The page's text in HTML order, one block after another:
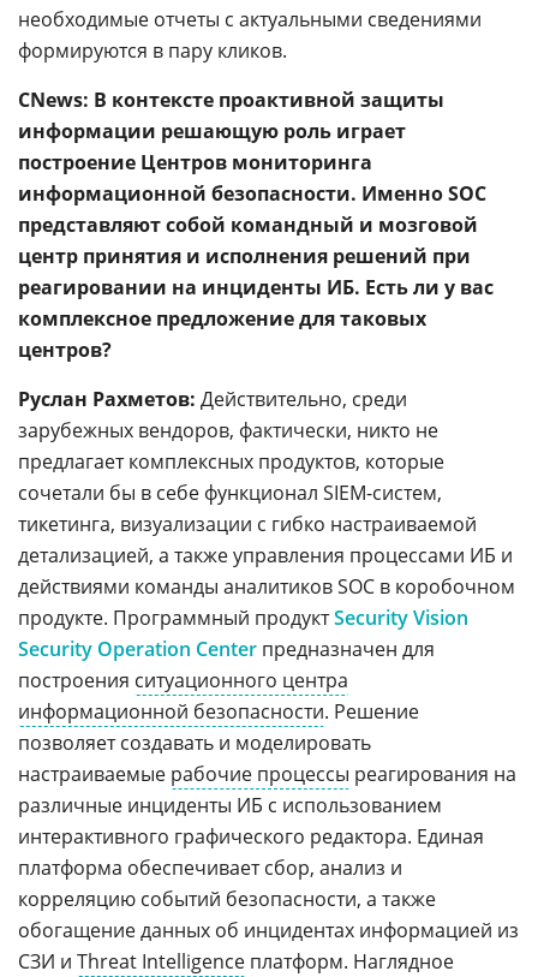
необходимые отчеты с актуальными сведениями
формируются в пару кликов.
CNews: В контексте проактивной защиты
информации решающую роль играет
построение Центров мониторинга
информационной безопасности. Именно SOC
представляют собой командный и мозговой
центр принятия и исполнения решений при
реагировании на инциденты ИБ. Есть ли у вас
комплексное предложение для таковых
центров?
Руслан Рахметов: Действительно, среди
зарубежных вендоров, фактически, никто не
предлагает комплексных продуктов, которые
сочетали бы в себе функционал SIEM-систем,
тикетинга, визуализации с гибко настраиваемой
детализацией, а также управления процессами ИБ и
действиями команды аналитиков SOC в коробочном
продукте. Программный продуктSecurity Vision
Security Operation Center предназначен для
построения ситуационного центра
информационной безопасности. Решение
позволяет создавать и моделировать
настраиваемые рабочие процессы реагирования на
различные инциденты ИБ с использованием
интерактивного графического редактора. Единая
платформа обеспечивает сбор, анализ и
корреляцию событий безопасности, а также
обогащение данных об инцидентах информацией из
СЗИ и Threat Intelligence платформ. Наглядное